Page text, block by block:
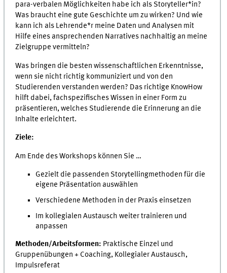
para-verbalen Möglichkeiten habe ich als Storyteller*in?
Was braucht eine gute Geschichte um zu wirken? Und wie
kann ich als Lehrende*r meine Daten und Analysen mit
Hilfe eines ansprechenden Narratives nachhaltig an meine
Zielgruppe vermitteln?
Was bringen die besten wissenschaftlichen Erkenntnisse,
wenn sie nicht richtig kommuniziert und von den
Studierenden verstanden werden? Das richtige KnowHow
hilft dabei, fachspezifisches Wissen in einer Form zu
präsentieren, welches Studierende die Erinnerung an die
Inhalte erleichtert.
Ziele:
Am Ende des Workshops können Sie …
Gezielt die passenden Storytellingmethoden für die
eigene Präsentation auswählen
Verschiedene Methoden in der Praxis einsetzen
Im kollegialen Austausch weiter trainieren und
anpassen
Methoden/Arbeitsformen: Praktische Einzel und
Gruppenübungen + Coaching, Kollegialer Austausch,
Impulsreferat